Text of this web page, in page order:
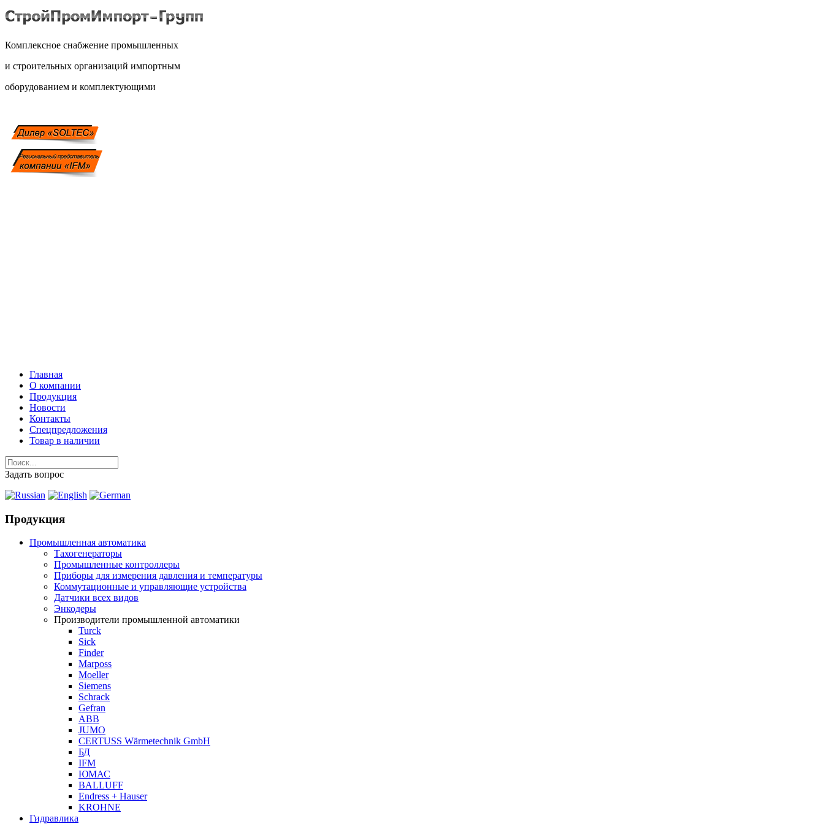
Комплексное снабжение промышленных
и строительных организаций импортным
оборудованием и комплектующими
Главная
О компании
Продукция
Новости
Контакты
Спецпредложения
Товар в наличии
Задать вопрос
Продукция
Промышленная автоматика
Тахогенераторы
Промышленные контроллеры
Приборы для измерения давления и температуры
Коммутационные и управляющие устройства
Датчики всех видов
Энкодеры
Производители промышленной автоматики
Turck
Sick
Finder
Marposs
Moeller
Siemens
Schrack
Gefran
ABB
JUMO
CERTUSS Wärmetechnik GmbH
БД
IFM
ЮМАС
BALLUFF
Endress + Hauser
KROHNE
Гидравлика